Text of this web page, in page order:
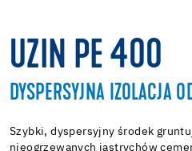
UZIN PE 400
DYSPERSYJNA IZOLACJA
Szybki, dyspersyjny środek
nieogrzewanych jastrychów